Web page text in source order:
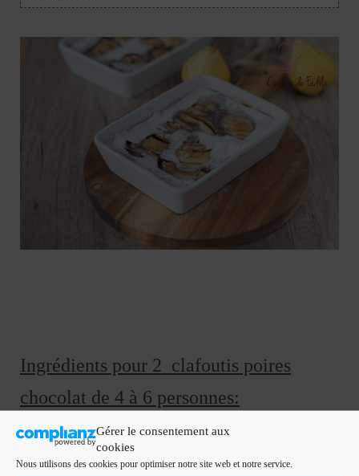
Gérer le consentement aux
cookies
Nous utilisons des cookies pour optimiser notre site web et notre service.
Ingrédients pour 2 clafoutis poires
chocolat de 4 à 6 personnes:
J’ai utilisé deux plats moyen de l’omnicuiseur